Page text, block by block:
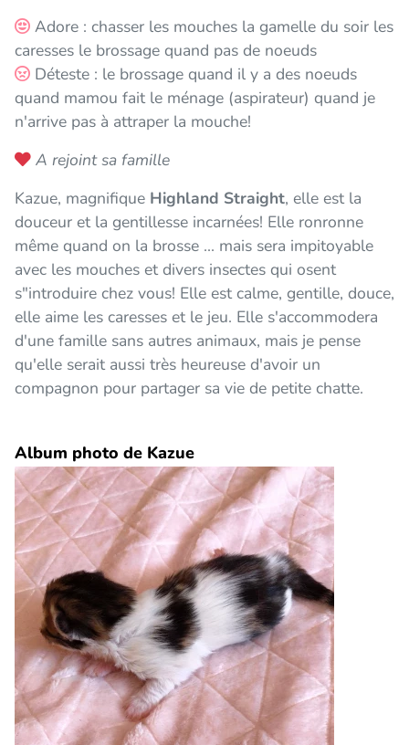
Adore : chasser les mouches la gamelle du soir les
caresses le brossage quand pas de noeuds
Déteste : le brossage quand il y a des noeuds
quand mamou fait le ménage (aspirateur) quand je
n'arrive pas à attraper la mouche!
A rejoint sa famille
Kazue, magnifique Highland Straight, elle est la
douceur et la gentillesse incarnées! Elle ronronne
même quand on la brosse ... mais sera impitoyable
avec les mouches et divers insectes qui osent
s"introduire chez vous! Elle est calme, gentille, douce,
elle aime les caresses et le jeu. Elle s'accommodera
d'une famille sans autres animaux, mais je pense
qu'elle serait aussi très heureuse d'avoir un
compagnon pour partager sa vie de petite chatte.
Album photo de Kazue